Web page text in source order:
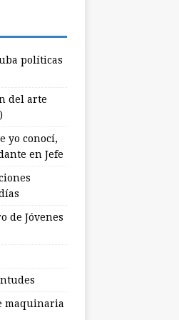
políticas
del arte
yo conocí,
en Jefe
de Jóvenes
maquinaria